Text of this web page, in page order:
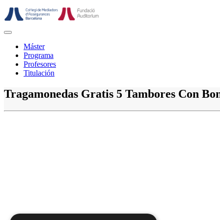
Saltar
al
Botón
abrir
Máster
Programa
Profesores
Titulación
Botón
de
Tragamonedas Gratis 5 Tambores Con